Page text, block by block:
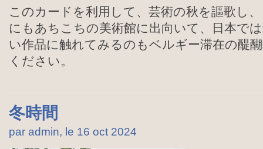
このカードを利用して、芸術の秋を謳歌し
にもあちこちの美術館に出向いて、日本で
い作品に触れてみるのもベルギー滞在の醍
ください。
冬時間
par admin, le 16 oct 2024